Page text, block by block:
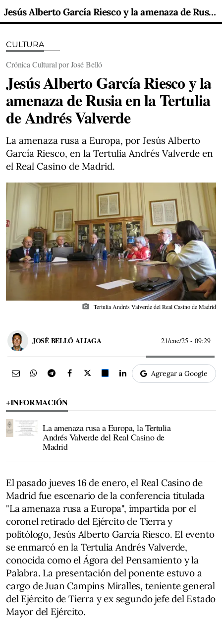
Jesús Alberto García Riesco y la amenaza de Rusia en la Tertulia de Andrés Valverde
CULTURA
Crónica Cultural por José Belló
Jesús Alberto García Riesco y la
amenaza de Rusia en la Tertulia
de Andrés Valverde
La amenaza rusa a Europa, por Jesús Alberto
García Riesco, en la Tertulia Andrés Valverde en
el Real Casino de Madrid.
photo_camera Tertulia Andrés Valverde del Real Casino de Madrid
JOSÉ BELLÓ ALIAGA 21/ene/25 - 09:29
Agregar a Google
+INFORMACIÓN
La amenaza rusa a Europa, la Tertulia
Andrés Valverde del Real Casino de
Madrid
El pasado jueves 16 de enero, el Real Casino de
Madrid fue escenario de la conferencia titulada
"La amenaza rusa a Europa", impartida por el
coronel retirado del Ejército de Tierra y
politólogo, Jesús Alberto García Riesco. El evento
se enmarcó en la Tertulia Andrés Valverde,
conocida como el Ágora del Pensamiento y la
Palabra. La presentación del ponente estuvo a
cargo de Juan Campins Miralles, teniente general
del Ejército de Tierra y ex segundo jefe del Estado
Mayor del Ejército.